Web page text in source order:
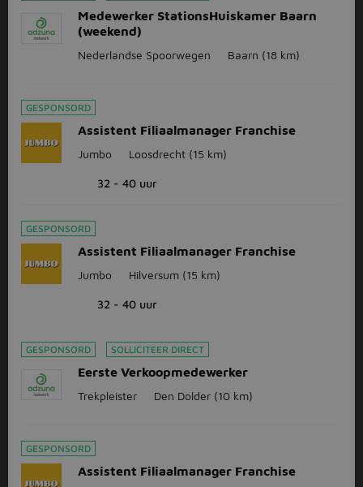
Medewerker StationsHuiskamer Baarn
(weekend)
Nederlandse Spoorwegen Baarn (18 km)
GESPONSORD
Assistent Filiaalmanager Franchise
Jumbo Loosdrecht (15 km)
32 - 40 uur
GESPONSORD
Assistent Filiaalmanager Franchise
Jumbo Hilversum (15 km)
32 - 40 uur
GESPONSORD SOLLICITEER DIRECT
Eerste Verkoopmedewerker
Trekpleister Den Dolder (10 km)
GESPONSORD
Assistent Filiaalmanager Franchise